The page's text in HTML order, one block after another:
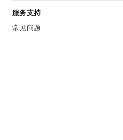
服务支持
常见问题